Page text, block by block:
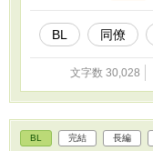
BL 同僚
文字数 30,028
BL 完結 長編